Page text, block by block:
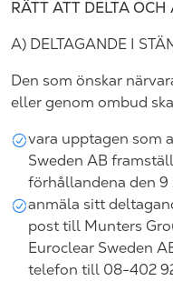
RÄTT ATT DELTA OCH
A) DELTAGANDE I
Den som önskar
eller genom ombud ska
vara upptagen som
Sweden AB
förhållandena den 9
anmäla sitt
post till Munters
Euroclear Sweden
telefon till 08-402